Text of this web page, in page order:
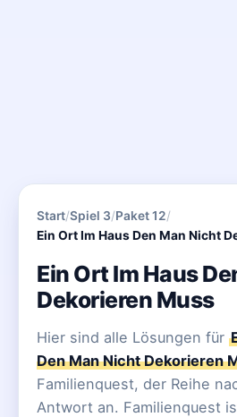
Start/Spiel 3/Paket 12/
Ein Ort Im Haus Den Man Nicht
Ein Ort Im Haus
Dekorieren Muss
Hier sind alle Lösungen für
Den Man Nicht Dekorieren
Familienquest, der Reihe
Antwort an. Familienquest